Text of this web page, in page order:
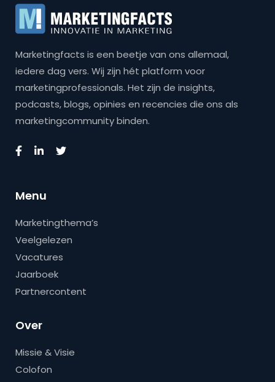
Marketingfacts is een beetje van ons allemaal,
iedere dag vers. Wij zijn hét platform voor
marketingprofessionals. Het zijn de insights,
podcasts, blogs, opinies en recencies die ons als
marketingcommunity binden.
Menu
Marketingthema’s
Veelgelezen
Vacatures
Jaarboek
Partnercontent
Over
Missie & Visie
Colofon